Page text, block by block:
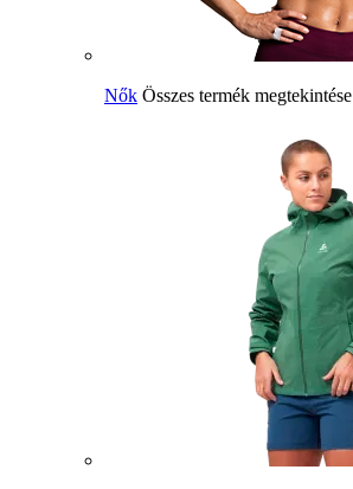
Nők Összes termék megtekintése